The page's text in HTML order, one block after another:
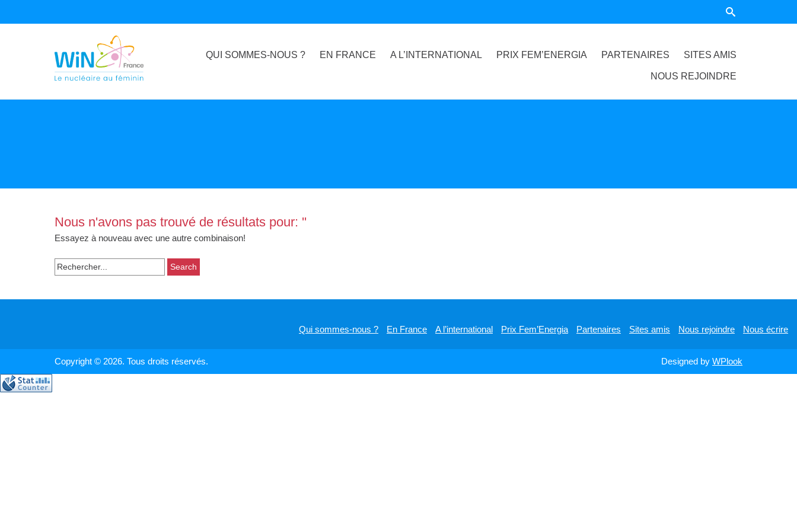
QUI SOMMES-NOUS ? EN FRANCE A L’INTERNATIONAL PRIX FEM’ENERGIA PARTENAIRES SITES AMIS
NOUS REJOINDRE
Nous n'avons pas trouvé de résultats pour: ''
Essayez à nouveau avec une autre combinaison!
Search
for:
Qui sommes-nous ? En France A l’international Prix Fem’Energia Partenaires Sites amis Nous rejoindre Nous écrire
Copyright © 2026. Tous droits réservés. Designed byWPlook